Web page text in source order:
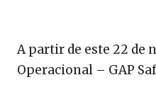
A partir de este 22 de
Operacional – GAP